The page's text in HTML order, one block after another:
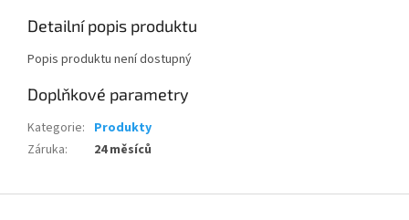
Detailní popis produktu
Popis produktu není dostupný
Doplňkové parametry
Kategorie: Produkty
Záruka: 24 měsíců